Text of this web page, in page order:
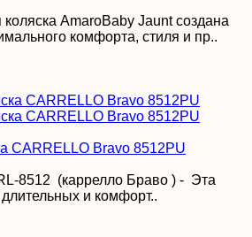
коляска AmaroBaby Jaunt создана
комфорта, стиля и пр..
CARRELLO Bravo 8512PU
8512 (каррелло Браво ) - Эта
и комфорт..